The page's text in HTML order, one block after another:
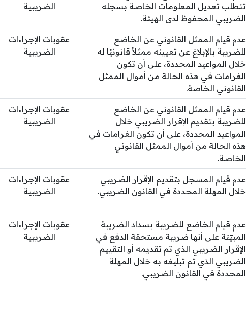
تتطلب تعديل المعلومات الخاصة بسجله
الضريبي المحفوظ لدى الهيئة.
الضريبية
عدم قيام الممثل القانوني عن الخاضع
للضريبة بالإبلاغ عن تعيينه ممثلاً قانونيًا له
خلال المواعيد المحددة، على أن تكون
الغرامات في هذه الحالة من أموال الممثل
القانوني الخاصة.
عقوبات الإجراءات
الضريبية
عدم قيام الممثل القانوني عن الخاضع
للضريبة بتقديم الإقرار الضريبي خلال
المواعيد المحددة، على أن تكون الغرامات في
هذه الحالة من أموال الممثل القانوني
الخاصة.
عقوبات الإجراءات
الضريبية
عدم قيام المسجل بتقديم الإقرار الضريبي
خلال المهلة المحددة في القانون الضريبي.
عقوبات الإجراءات
الضريبية
عدم قيام الخاضع للضريبة بسداد الضريبة
المبيّنة على أنها ضريبة مستحقة الدفع في
الإقرار الضريبي الذي تم تقديمه أو التقييم
الضريبي الذي تم تبليغه به خلال المهلة
المحددة في القانون الضريبي.
عقوبات الإجراءات
الضريبية